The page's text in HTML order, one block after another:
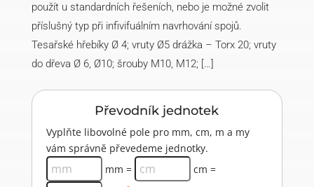
použít u standardních řešeních, nebo je možné zvolit
příslušný typ při infivifuálním navrhování spojů.
Tesařské hřebíky Ø 4; vruty Ø5 drážka – Torx 20; vruty
do dřeva Ø 6, Ø10; šrouby M10, M12; […]
Převodník jednotek
Vyplňte libovolné pole pro mm, cm, m a my
vám správně převedeme jednotky.
mm =
cm =